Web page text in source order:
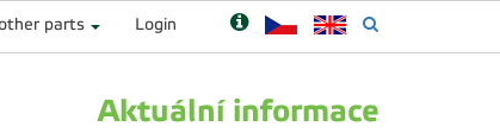
parts Login
Aktuální informace